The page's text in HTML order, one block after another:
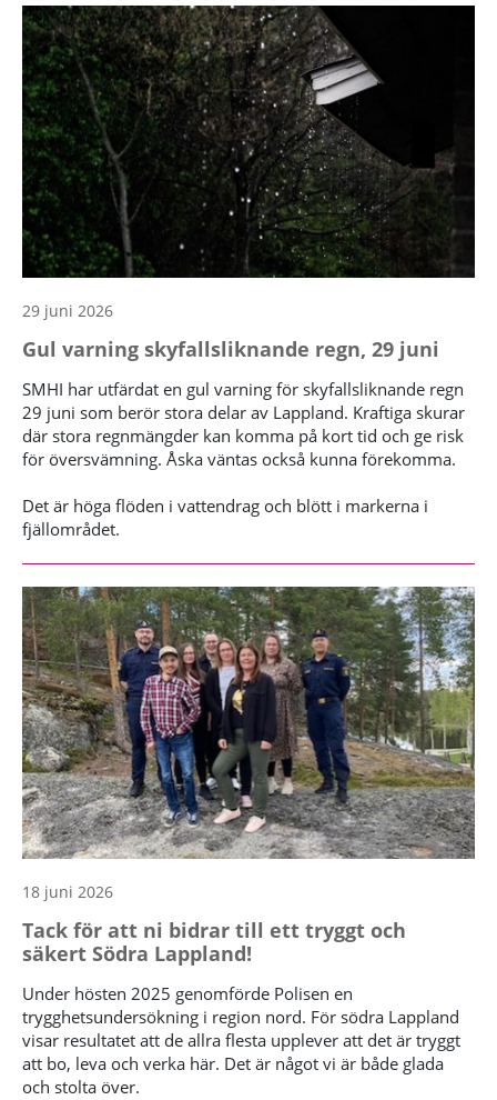
29 juni 2026
Gul varning skyfallsliknande regn, 29 juni
SMHI har utfärdat en gul varning för skyfallsliknande regn
29 juni som berör stora delar av Lappland. Kraftiga skurar
där stora regnmängder kan komma på kort tid och ge risk
för översvämning. Åska väntas också kunna förekomma.
Det är höga flöden i vattendrag och blött i markerna i
fjällområdet.
18 juni 2026
Tack för att ni bidrar till ett tryggt och
säkert Södra Lappland!
Under hösten 2025 genomförde Polisen en
trygghetsundersökning i region nord. För södra Lappland
visar resultatet att de allra flesta upplever att det är tryggt
att bo, leva och verka här. Det är något vi är både glada
och stolta över.